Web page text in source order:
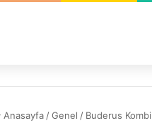
Anasayfa /Genel / Buderus